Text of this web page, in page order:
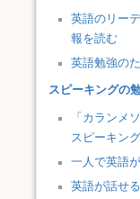
英語のリー
報を読む
英語勉強の
スピーキングの
「カランメ
スピーキン
一人で英語
英語が話せ